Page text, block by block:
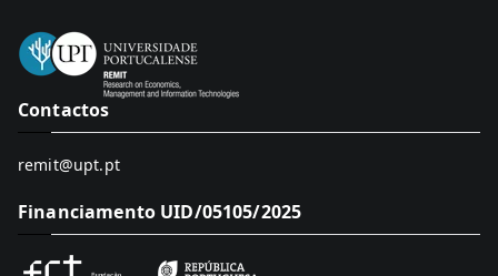
Contactos
remit@upt.pt
Financiamento UID/05105/2025